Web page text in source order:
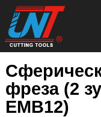
фреза (2
EMB12)